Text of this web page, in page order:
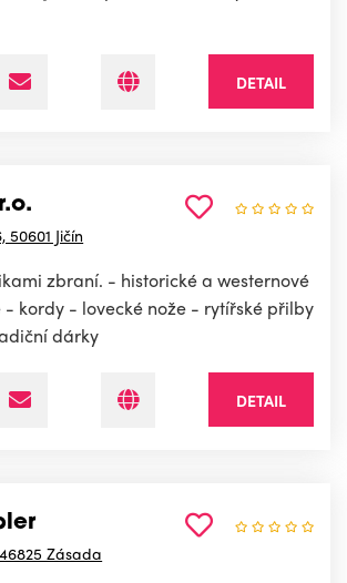
DETAIL
50601 Jičín
zbraní. - historické a westernové
kordy - lovecké nože - rytířské přilby
dárky
DETAIL
Zásada